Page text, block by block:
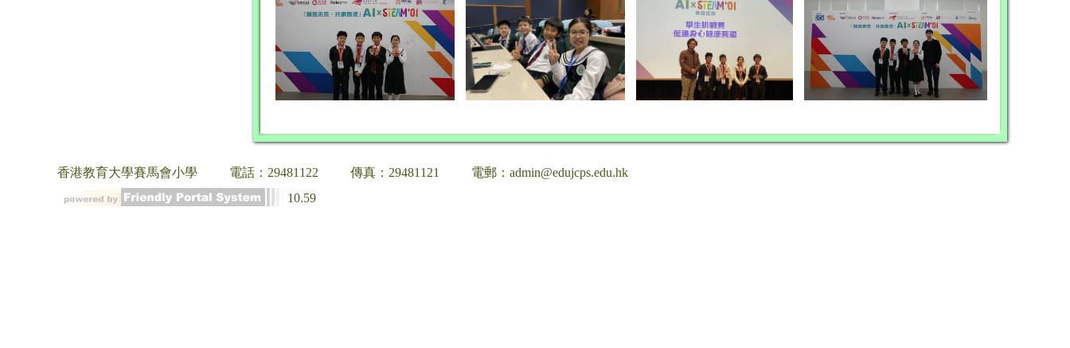
香港教育大學賽馬會小學 電話：29481122 傳真：29481121
電郵：admin@edujcps.edu.hk
10.59